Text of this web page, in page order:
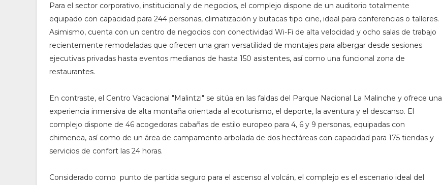
Para el sector corporativo, institucional y de negocios, el complejo dispone de un auditorio totalmente
equipado con capacidad para 244 personas, climatización y butacas tipo cine, ideal para conferencias o talleres.
Asimismo, cuenta con un centro de negocios con conectividad Wi-Fi de alta velocidad y ocho salas de trabajo
recientemente remodeladas que ofrecen una gran versatilidad de montajes para albergar desde sesiones
ejecutivas privadas hasta eventos medianos de hasta 150 asistentes, así como una funcional zona de
restaurantes.
En contraste, el Centro Vacacional "Malintzi" se sitúa en las faldas del Parque Nacional La Malinche y ofrece una
experiencia inmersiva de alta montaña orientada al ecoturismo, el deporte, la aventura y el descanso. El
complejo dispone de 46 acogedoras cabañas de estilo europeo para 4, 6 y 9 personas, equipadas con
chimenea, así como de un área de campamento arbolada de dos hectáreas con capacidad para 175 tiendas y
servicios de confort las 24 horas.
Considerado como punto de partida seguro para el ascenso al volcán, el complejo es el escenario ideal del